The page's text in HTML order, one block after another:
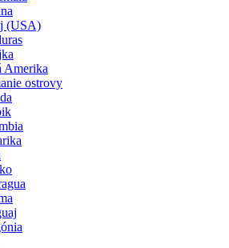
(USA)
Amerika
ostrovy